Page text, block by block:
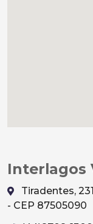
Interlagos
Tiradentes,
- CEP 87505090